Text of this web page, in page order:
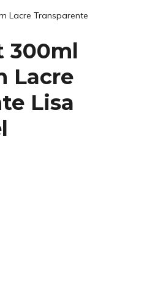
Lacre Transparente
300ml
Lacre
Lisa